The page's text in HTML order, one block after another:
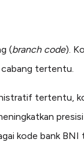
(branch code).
tertentu.
tertentu,
presisi
kode bank